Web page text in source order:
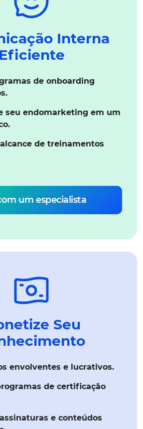
Interna
Eficiente
de onboarding
seu endomarketing em um
de treinamentos
um especialista
Seu
envolventes e lucrativos.
de certificação
e conteúdos